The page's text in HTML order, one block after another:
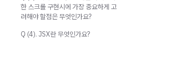
한 스크롤 구현시에 가장 중요하게 고
려해야 할점은 무엇인가요?
Q (4). JSX란 무엇인가요?